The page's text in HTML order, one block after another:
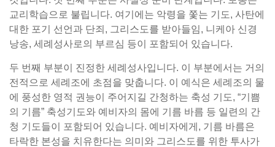
교리학습으로 불립니다. 여기에는 악령을 쫓는 기도, 사탄에
대한 포기 선언과 단죄, 그리스도를 받아들임, 니케아 신경
낭송, 세례성사로의 부르심 등이 포함되어 있습니다.
두 번째 부분이 진정한 세례성사입니다. 이 부분에서는 거의
전적으로 세례조에 초점을 맞춥니다. 이 예식은 세례조의 물
에 풍성한 영적 권능이 주어지길 간청하는 축성 기도, “기쁨
의 기름” 축성기도와 예비자의 몸에 기름 바름 등 일련의 간
청 기도들이 포함되어 있습니다. 예비자에게, 기름 바름은
타락한 본성을 치유한다는 의미와 그리스도를 위한 투사가